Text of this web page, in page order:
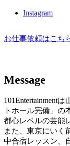
Instagram
お仕事依頼はこち
Message
101Entertainment
トホール完備」の
都心レベルの芸能
また、東京にいく
中合宿レッスン、